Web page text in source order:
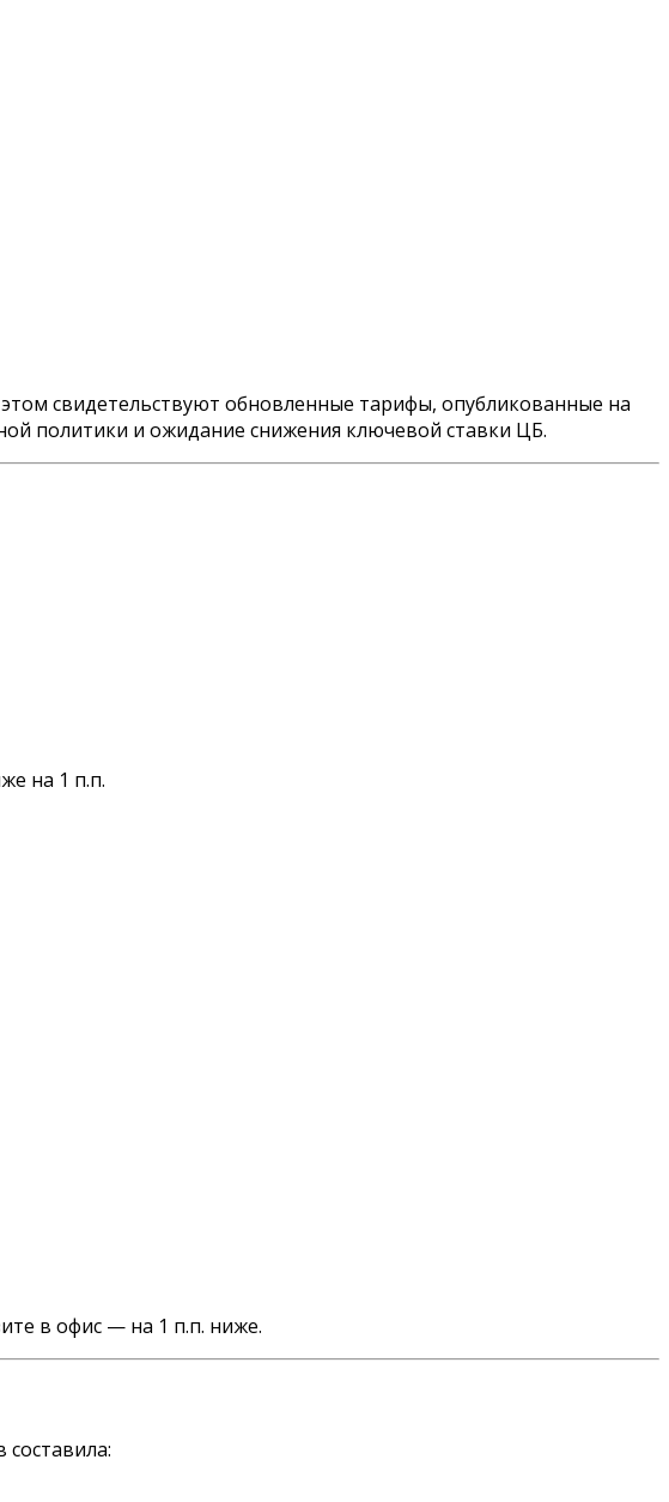
свидетельствуют обновленные тарифы, опубликованные на
политики и ожидание снижения ключевой ставки ЦБ.
на 1 п.п.
в офис — на 1 п.п. ниже.